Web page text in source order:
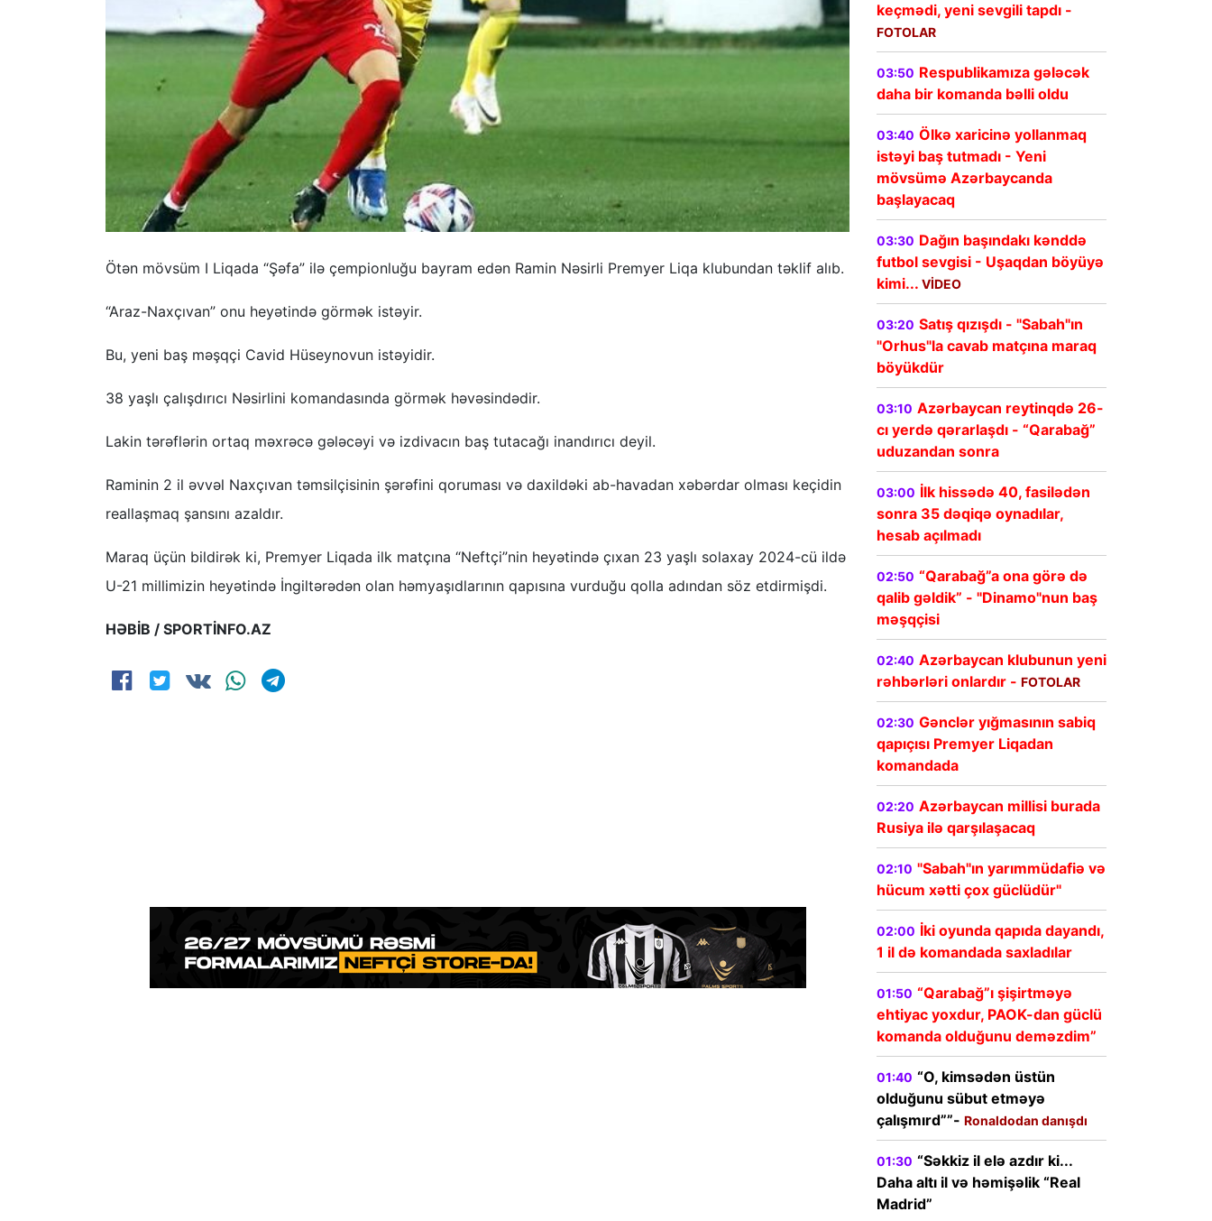
Ötən mövsüm I Liqada “Şəfa” ilə çempionluğu bayram edən Ramin Nəsirli Premyer Liqa klubundan təklif alıb.
“Araz-Naxçıvan” onu heyətində görmək istəyir.
Bu, yeni baş məşqçi Cavid Hüseynovun istəyidir.
38 yaşlı çalışdırıcı Nəsirlini komandasında görmək həvəsindədir.
Lakin tərəflərin ortaq məxrəcə gələcəyi və izdivacın baş tutacağı inandırıcı deyil.
Raminin 2 il əvvəl Naxçıvan təmsilçisinin şərəfini qoruması və daxildəki ab-havadan xəbərdar olması keçidin
reallaşmaq şansını azaldır.
Maraq üçün bildirək ki, Premyer Liqada ilk matçına “Neftçi”nin heyətində çıxan 23 yaşlı solaxay 2024-cü ildə
U-21 millimizin heyətində İngiltərədən olan həmyaşıdlarının qapısına vurduğu qolla adından söz etdirmişdi.
HƏBİB / SPORTİNFO.AZ
keçmədi, yeni sevgili tapdı -
FOTOLAR
03:50 Respublikamıza gələcək
daha bir komanda bəlli oldu
03:40 Ölkə xaricinə yollanmaq
istəyi baş tutmadı - Yeni
mövsümə Azərbaycanda
başlayacaq
03:30 Dağın başındakı kənddə
futbol sevgisi - Uşaqdan böyüyə
kimi... VİDEO
03:20 Satış qızışdı - "Sabah"ın
"Orhus"la cavab matçına maraq
böyükdür
03:10 Azərbaycan reytinqdə 26-
cı yerdə qərarlaşdı - “Qarabağ”
uduzandan sonra
03:00 İlk hissədə 40, fasilədən
sonra 35 dəqiqə oynadılar,
hesab açılmadı
02:50 “Qarabağ”a ona görə də
qalib gəldik” - "Dinamo"nun baş
məşqçisi
02:40 Azərbaycan klubunun yeni
rəhbərləri onlardır - FOTOLAR
02:30 Gənclər yığmasının sabiq
qapıçısı Premyer Liqadan
komandada
02:20 Azərbaycan millisi burada
Rusiya ilə qarşılaşacaq
02:10 "Sabah"ın yarımmüdafiə və
hücum xətti çox güclüdür"
02:00 İki oyunda qapıda dayandı,
1 il də komandada saxladılar
01:50 “Qarabağ”ı şişirtməyə
ehtiyac yoxdur, PAOK-dan güclü
komanda olduğunu deməzdim”
01:40 “O, kimsədən üstün
olduğunu sübut etməyə
çalışmırd””- Ronaldodan danışdı
01:30 “Səkkiz il elə azdır ki...
Daha altı il və həmişəlik “Real
Madrid”